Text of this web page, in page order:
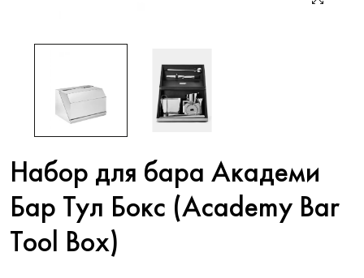
Набор для бара Академи
Бар Тул Бокс (Academy Bar
Tool Box)